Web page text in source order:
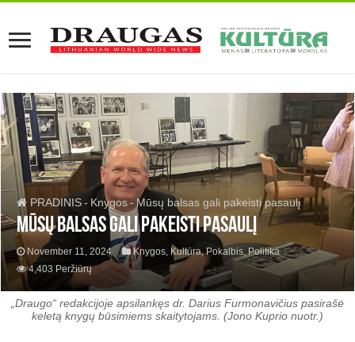
PRADINIS - Knygos- Mūsų balsas gali pakeisti pasaulį
Mūsų balsas gali pakeisti pasaulį
November 11, 2024 Knygos, Kultūra,Pokalbis,Politika
4,403 Peržiūrų
„Draugo“ redakcijoje apsilankęs dr. Darius Furmonavičius pasirašė
keletą knygų būsimiems skaitytojams. (Jono Kuprio nuotr.)